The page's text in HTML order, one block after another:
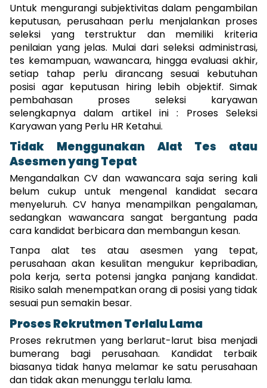
Untuk mengurangi subjektivitas dalam pengambilan
keputusan, perusahaan perlu menjalankan proses
seleksi yang terstruktur dan memiliki kriteria
penilaian yang jelas. Mulai dari seleksi administrasi,
tes kemampuan, wawancara, hingga evaluasi akhir,
setiap tahap perlu dirancang sesuai kebutuhan
posisi agar keputusan hiring lebih objektif. Simak
pembahasan proses seleksi karyawan
selengkapnya dalam artikel ini : Proses Seleksi
Karyawan yang Perlu HR Ketahui.
Tidak Menggunakan Alat Tes atau
Asesmen yang Tepat
Mengandalkan CV dan wawancara saja sering kali
belum cukup untuk mengenal kandidat secara
menyeluruh. CV hanya menampilkan pengalaman,
sedangkan wawancara sangat bergantung pada
cara kandidat berbicara dan membangun kesan.
Tanpa alat tes atau asesmen yang tepat,
perusahaan akan kesulitan mengukur kepribadian,
pola kerja, serta potensi jangka panjang kandidat.
Risiko salah menempatkan orang di posisi yang tidak
sesuai pun semakin besar.
Proses Rekrutmen Terlalu Lama
Proses rekrutmen yang berlarut-larut bisa menjadi
bumerang bagi perusahaan. Kandidat terbaik
biasanya tidak hanya melamar ke satu perusahaan
dan tidak akan menunggu terlalu lama.